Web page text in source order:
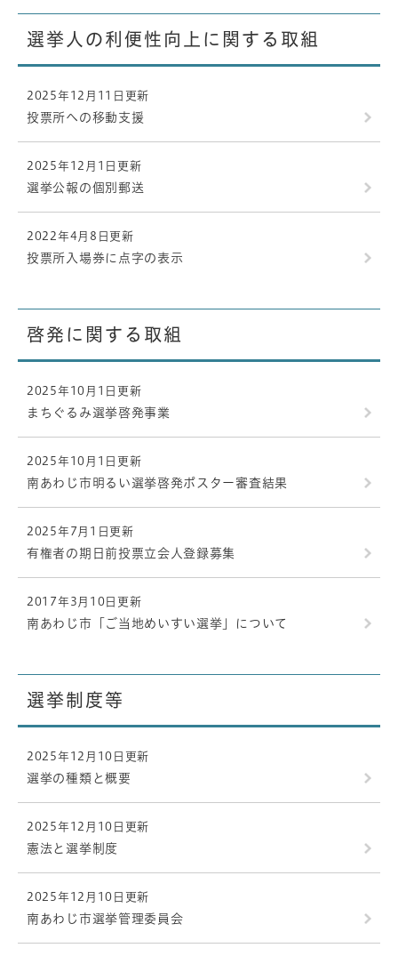
選挙人の利便性向上に関する取組
2025年12月11日更新
投票所への移動支援
2025年12月1日更新
選挙公報の個別郵送
2022年4月8日更新
投票所入場券に点字の表示
啓発に関する取組
2025年10月1日更新
まちぐるみ選挙啓発事業
2025年10月1日更新
南あわじ市明るい選挙啓発ポスター審査結果
2025年7月1日更新
有権者の期日前投票立会人登録募集
2017年3月10日更新
南あわじ市「ご当地めいすい選挙」について
選挙制度等
2025年12月10日更新
選挙の種類と概要
2025年12月10日更新
憲法と選挙制度
2025年12月10日更新
南あわじ市選挙管理委員会